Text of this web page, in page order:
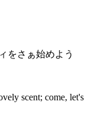
をさぁ始めよう
scent; come, let's